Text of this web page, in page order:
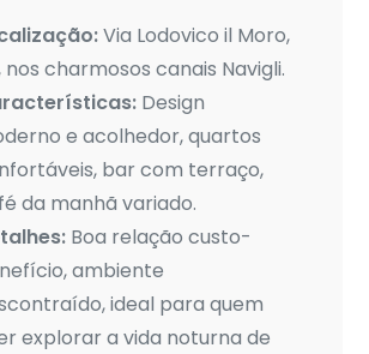
Via Lodovico il Moro,
nos charmosos canais Navigli.
Design
e acolhedor, quartos
bar com terraço,
da manhã variado.
Boa relação custo-
ambiente
ideal para quem
explorar a vida noturna de